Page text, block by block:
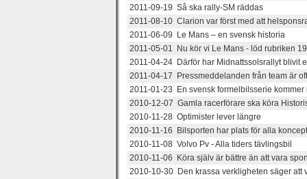
2011-09-19 Så ska rally-SM räddas
2011-08-10 Clarion var först med att
2011-06-09 Le Mans – en svensk historia
2011-05-01 Nu kör vi Le Mans - löd rubriken
2011-04-24 Därför har Midnattssolsrallyt blivit
2011-04-17 Pressmeddelanden från team är
2011-01-23 En svensk formelbilsserie kommer
2010-12-07 Gamla racerförare ska köra
2010-11-28 Optimister lever längre
2010-11-16 Bilsporten har plats för alla
2010-11-08 Volvo Pv - Alla tiders tävlingsbil
2010-11-06 Köra själv är bättre än att vara
2010-10-30 Den krassa verkligheten säger att